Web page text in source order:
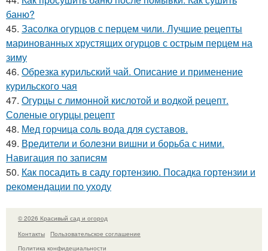
баню?
45. Засолка огурцов с перцем чили. Лучшие рецепты
маринованных хрустящих огурцов с острым перцем на
зиму
46. Обрезка курильский чай. Описание и применение
курильского чая
47. Огурцы с лимонной кислотой и водкой рецепт.
Соленые огурцы рецепт
48. Мед горчица соль вода для суставов.
49. Вредители и болезни вишни и борьба с ними.
Навигация по записям
50. Как посадить в саду гортензию. Посадка гортензии и
рекомендации по уходу
© 2026 Красивый сад и огород
Контакты
Пользовательское соглашение
Политика конфидециальности